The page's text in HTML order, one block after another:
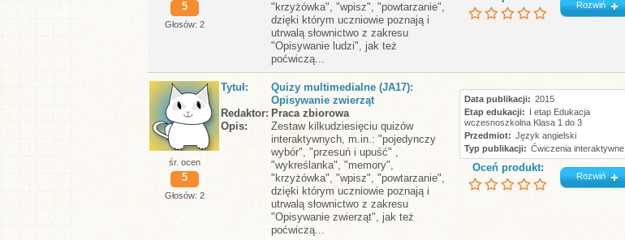
5
Głosów: 2
"krzyżówka", "wpisz", "powtarzanie",
dzięki którym uczniowie poznają i
utrwalą słownictwo z zakresu
"Opisywanie ludzi", jak też
poćwiczą...
Rozwiń
śr. ocen
5
Głosów: 2
Tytuł
Quizy multimedialne (JA17):
Opisywanie zwierząt
Redaktor Praca zbiorowa
Opis
Zestaw kilkudziesięciu quizów
interaktywnych, m.in.: "pojedynczy
wybór", "przesuń i upuść" ,
"wykreślanka", "memory",
"krzyżówka", "wpisz", "powtarzanie",
dzięki którym uczniowie poznają i
utrwalą słownictwo z zakresu
"Opisywanie zwierząt", jak też
poćwiczą...
Data publikacji
2015
Etap edukacji
I etap Edukacja
wczesnoszkolna Klasa 1 do 3
Przedmiot
Język angielski
Typ publikacji
Ćwiczenia interaktywne
Oceń produkt:
Rozwiń